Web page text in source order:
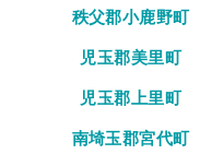
秩父郡小鹿野町
児玉郡美里町
児玉郡上里町
南埼玉郡宮代町